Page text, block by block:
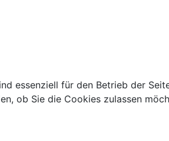
essenziell für den Betrieb der
ob Sie die Cookies zulassen